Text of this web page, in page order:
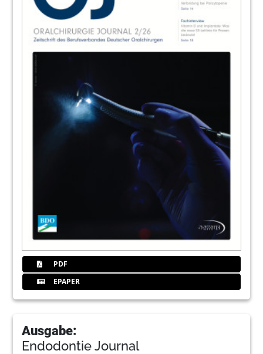
PDF
EPAPER
Ausgabe:
Endodontie Journal